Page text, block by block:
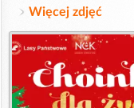
Więcej zdjęć